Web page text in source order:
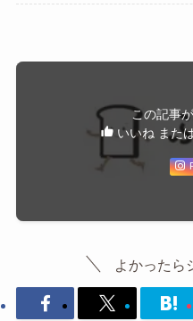
この記事
いいね また
よかったら